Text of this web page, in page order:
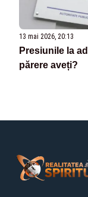
13 mai 2026, 20:13
Presiunile la
părere aveți?